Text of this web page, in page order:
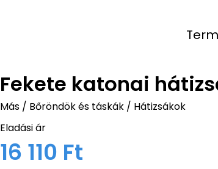
Fekete katonai
Más/ Bőröndök és táskák/ Hátizsákok
Eladási ár
16 110 Ft